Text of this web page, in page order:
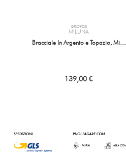
BRD908
MILUNA
Bracciale In Argento e Topazio, Mi…
139,00 €